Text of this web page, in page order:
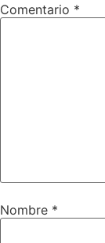
Comentario *
Nombre *